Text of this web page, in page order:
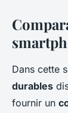
Dans cette
durables
fournir un